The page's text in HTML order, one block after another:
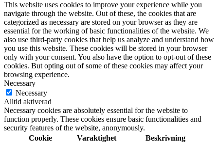
This website uses cookies to improve your experience while you
navigate through the website. Out of these, the cookies that are
categorized as necessary are stored on your browser as they are
essential for the working of basic functionalities of the website. We
also use third-party cookies that help us analyze and understand how
you use this website. These cookies will be stored in your browser
only with your consent. You also have the option to opt-out of these
cookies. But opting out of some of these cookies may affect your
browsing experience.
Necessary
Necessary
Alltid aktiverad
Necessary cookies are absolutely essential for the website to
function properly. These cookies ensure basic functionalities and
security features of the website, anonymously.
Cookie
Varaktighet Beskrivning